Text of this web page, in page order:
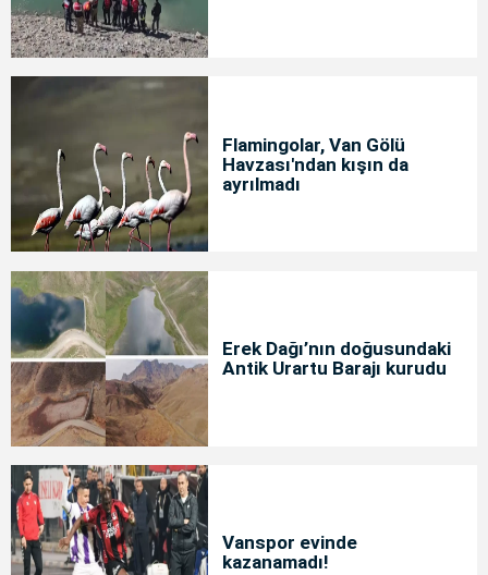
Flamingolar, Van Gölü
Havzası'ndan kışın da
ayrılmadı
Erek Dağı’nın doğusundaki
Antik Urartu Barajı kurudu
Vanspor evinde
kazanamadı!